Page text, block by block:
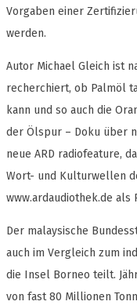
Vorgaben einer
werden.
Autor Michael Gleich ist
recherchiert, ob Palmöl
kann und so auch die
der Ölspur – Doku über
neue ARD radiofeature,
Wort- und Kulturwellen
www.ardaudiothek.de als
Der malaysische
auch im Vergleich zum
die Insel Borneo teilt.
von fast 80 Millionen